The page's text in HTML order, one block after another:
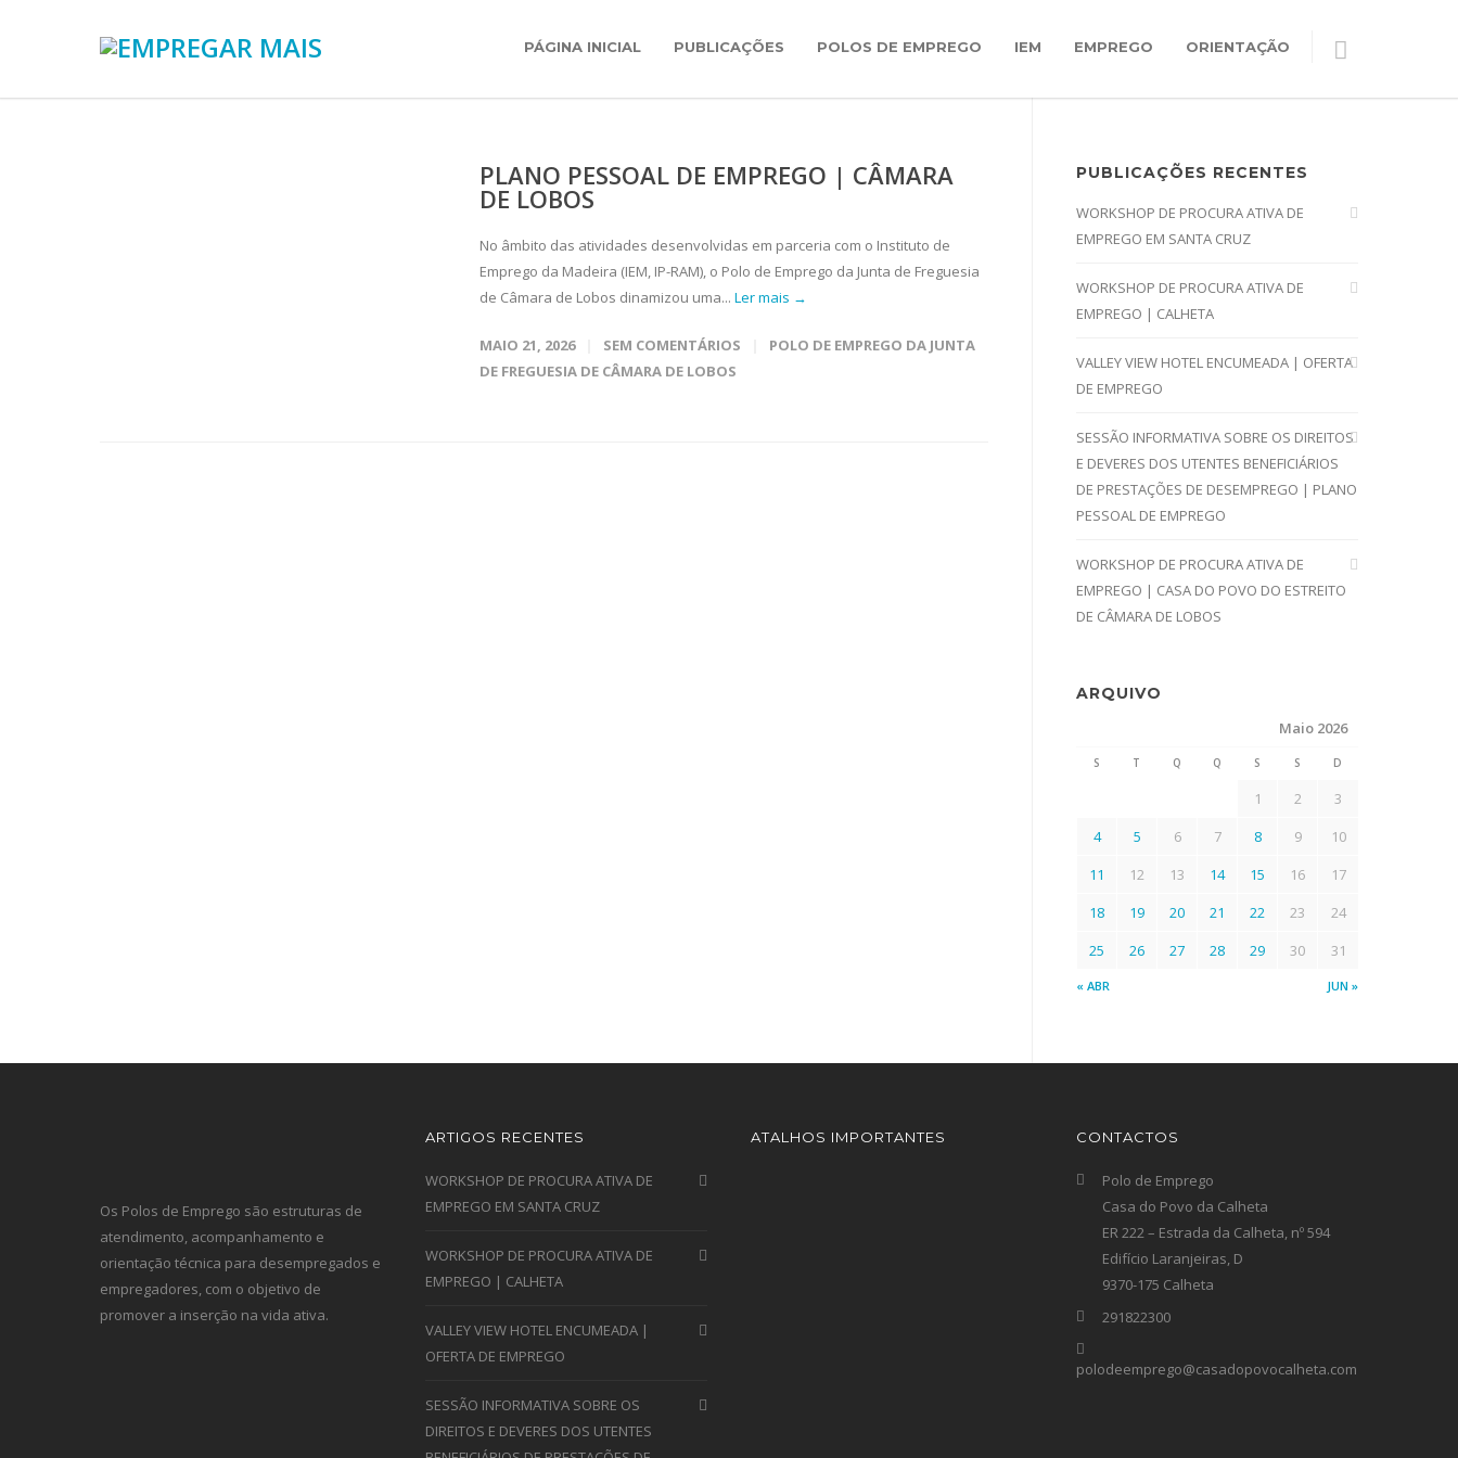
PÁGINA INICIAL PUBLICAÇÕES POLOS DE EMPREGO IEM EMPREGO ORIENTAÇÃO
PLANO PESSOAL DE EMPREGO | CÂMARA
DE LOBOS
No âmbito das atividades desenvolvidas em parceria com o Instituto de
Emprego da Madeira (IEM, IP-RAM), o Polo de Emprego da Junta de Freguesia
de Câmara de Lobos dinamizou uma... Ler mais →
MAIO 21, 2026 SEM COMENTÁRIOS
POLO DE EMPREGO DA JUNTA
DE FREGUESIA DE CÂMARA DE LOBOS
PUBLICAÇÕES RECENTES
WORKSHOP DE PROCURA ATIVA DE
EMPREGO EM SANTA CRUZ
WORKSHOP DE PROCURA ATIVA DE
EMPREGO | CALHETA
VALLEY VIEW HOTEL ENCUMEADA | OFERTA
DE EMPREGO
SESSÃO INFORMATIVA SOBRE OS DIREITOS
E DEVERES DOS UTENTES BENEFICIÁRIOS
DE PRESTAÇÕES DE DESEMPREGO | PLANO
PESSOAL DE EMPREGO
WORKSHOP DE PROCURA ATIVA DE
EMPREGO | CASA DO POVO DO ESTREITO
DE CÂMARA DE LOBOS
ARQUIVO
Maio 2026
S T Q Q S S D
« ABR JUN »
1 2
3
4
5 6 7 8 9
10
11
12 13 14 15 16
17
18
19 20 21 22 23
24
25
26 27 28 29 30 31
Os Polos de Emprego são estruturas de
atendimento, acompanhamento e
orientação técnica para desempregados e
empregadores, com o objetivo de
promover a inserção na vida ativa.
ARTIGOS RECENTES
WORKSHOP DE PROCURA ATIVA DE
EMPREGO EM SANTA CRUZ
WORKSHOP DE PROCURA ATIVA DE
EMPREGO | CALHETA
VALLEY VIEW HOTEL ENCUMEADA |
OFERTA DE EMPREGO
SESSÃO INFORMATIVA SOBRE OS
DIREITOS E DEVERES DOS UTENTES
ATALHOS IMPORTANTES CONTACTOS
Polo de Emprego
Casa do Povo da Calheta
ER 222 – Estrada da Calheta, nº 594
Edifício Laranjeiras, D
9370-175 Calheta
291822300
polodeemprego@casadopovocalheta.com